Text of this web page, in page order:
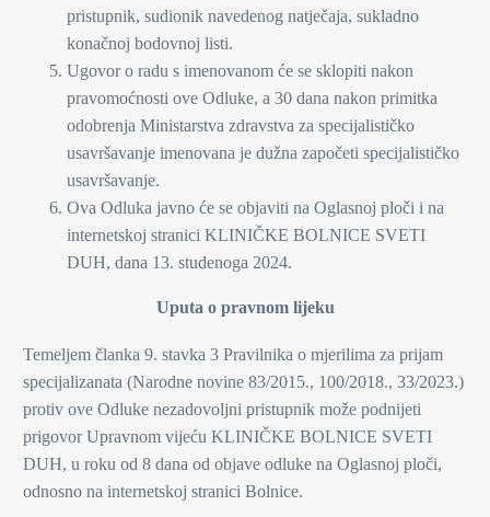
pristupnik, sudionik navedenog natječaja, sukladno
konačnoj bodovnoj listi.
Ugovor o radu s imenovanom će se sklopiti nakon
pravomoćnosti ove Odluke, a 30 dana nakon primitka
odobrenja Ministarstva zdravstva za specijalističko
usavršavanje imenovana je dužna započeti specijalističko
usavršavanje.
Ova Odluka javno će se objaviti na Oglasnoj ploči i na
internetskoj stranici KLINIČKE BOLNICE SVETI
DUH, dana 13. studenoga 2024.
Uputa o pravnom lijeku
Temeljem članka 9. stavka 3 Pravilnika o mjerilima za prijam
specijalizanata (Narodne novine 83/2015., 100/2018., 33/2023.)
protiv ove Odluke nezadovoljni pristupnik može podnijeti
prigovor Upravnom vijeću KLINIČKE BOLNICE SVETI
DUH, u roku od 8 dana od objave odluke na Oglasnoj ploči,
odnosno na internetskoj stranici Bolnice.